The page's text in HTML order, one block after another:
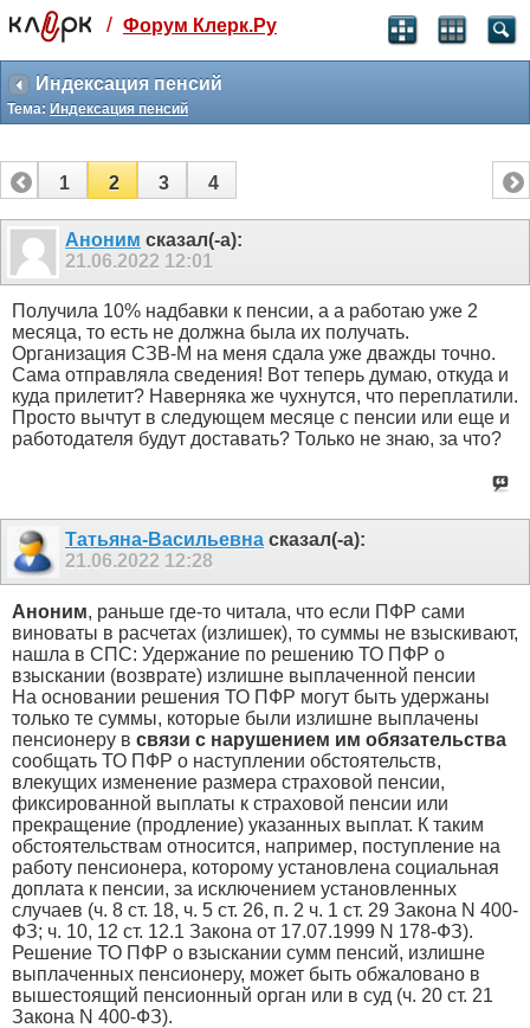
Святые угодники, Клерк без рекламы
прекрасен:)
месяц
3 месяца
259 ₽
-10%
полгода
499 ₽
-15%
Отмена Оплатить
/ Форум Клерк.Ру
Индексация пенсий
Тема: Индексация пенсий
1 2 3 4
Аноним сказал(-а):
21.06.2022 12:01
Получила 10% надбавки к пенсии, а а работаю уже 2
месяца, то есть не должна была их получать.
Организация СЗВ-М на меня сдала уже дважды точно.
Сама отправляла сведения! Вот теперь думаю, откуда и
куда прилетит? Наверняка же чухнутся, что переплатили.
Просто вычтут в следующем месяце с пенсии или еще и
работодателя будут доставать? Только не знаю, за что?
Татьяна-Васильевна сказал(-а):
21.06.2022 12:28
Аноним, раньше где-то читала, что если ПФР сами
виноваты в расчетах (излишек), то суммы не взыскивают,
нашла в СПС: Удержание по решению ТО ПФР о
взыскании (возврате) излишне выплаченной пенсии
На основании решения ТО ПФР могут быть удержаны
только те суммы, которые были излишне выплачены
пенсионеру в связи с нарушением им обязательства
сообщать ТО ПФР о наступлении обстоятельств,
влекущих изменение размера страховой пенсии,
фиксированной выплаты к страховой пенсии или
прекращение (продление) указанных выплат. К таким
обстоятельствам относится, например, поступление на
работу пенсионера, которому установлена социальная
доплата к пенсии, за исключением установленных
случаев (ч. 8 ст. 18, ч. 5 ст. 26, п. 2 ч. 1 ст. 29 Закона N 400-
ФЗ; ч. 10, 12 ст. 12.1 Закона от 17.07.1999 N 178-ФЗ).
Решение ТО ПФР о взыскании сумм пенсий, излишне
выплаченных пенсионеру, может быть обжаловано в
вышестоящий пенсионный орган или в суд (ч. 20 ст. 21
Закона N 400-ФЗ).